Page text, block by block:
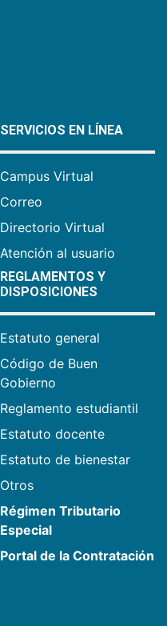
SERVICIOS EN LÍNEA
Campus Virtual
Correo
Directorio Virtual
Atención al usuario
REGLAMENTOS Y
DISPOSICIONES
Estatuto general
Código de Buen
Gobierno
Reglamento estudiantil
Estatuto docente
Estatuto de bienestar
Otros
Régimen Tributario
Especial
Portal de la Contratación